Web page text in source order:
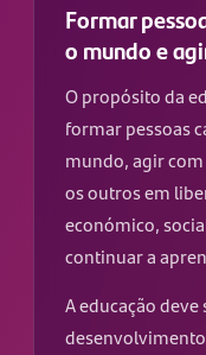
Formar
o mundo e
O propósito da
formar pessoas
mundo, agir
os outros em
económico,
continuar a
A educação